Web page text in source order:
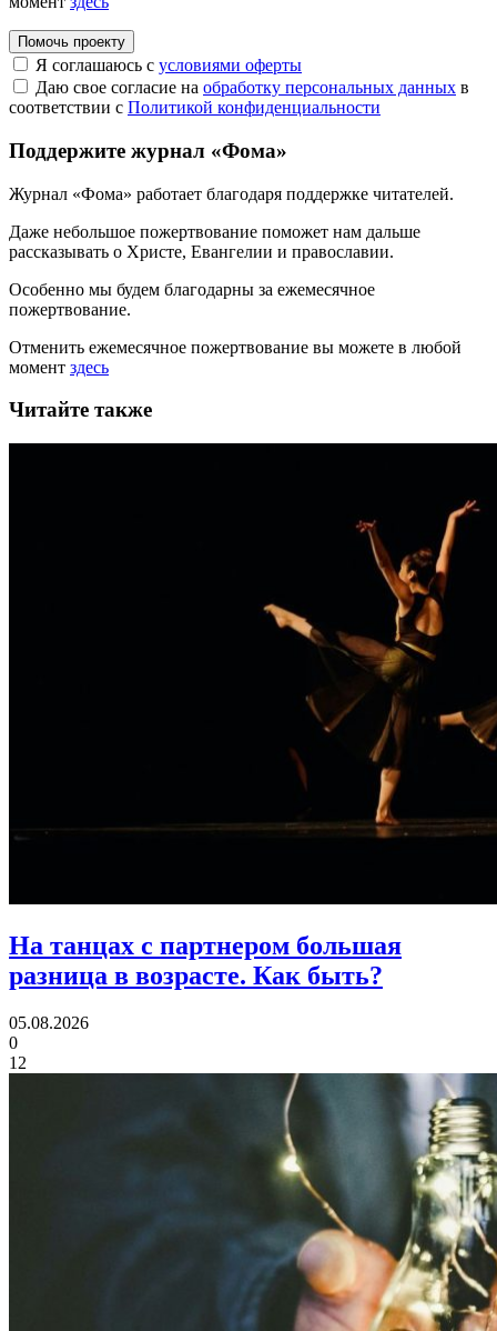
Помочь проекту
Я соглашаюсь с условиями оферты
Даю свое согласие на обработку персональных данных в
соответствии с Политикой конфиденциальности
Поддержите журнал «Фома»
Журнал «Фома» работает благодаря поддержке читателей.
Даже небольшое пожертвование поможет нам дальше
рассказывать о Христе, Евангелии и православии.
Особенно мы будем благодарны за ежемесячное
пожертвование.
Отменить ежемесячное пожертвование вы можете в любой
момент здесь
Читайте также
На танцах с партнером большая
разница в возрасте. Как быть?
05.08.2026
0
12